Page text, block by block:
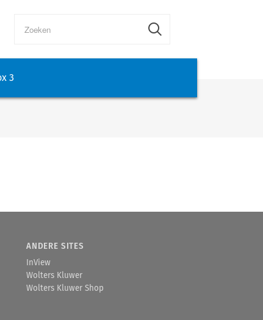
3
ANDERE SITES
InView
Wolters Kluwer
Wolters Kluwer Shop